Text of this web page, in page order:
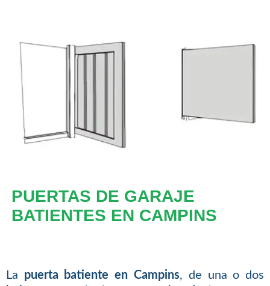
PUERTAS DE GARAJE
BATIENTES EN CAMPINS
La puerta batiente en Campins, de una o dos